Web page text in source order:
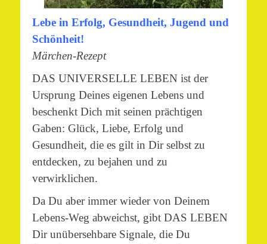
Lebe in Erfolg, Gesundheit, Jugend und
Schönheit!
Märchen-Rezept
DAS UNIVERSELLE LEBEN ist der
Ursprung Deines eigenen Lebens und
beschenkt Dich mit seinen prächtigen
Gaben: Glück, Liebe, Erfolg und
Gesundheit, die es gilt in Dir selbst zu
entdecken, zu bejahen und zu
verwirklichen.
Da Du aber immer wieder von Deinem
Lebens-Weg abweichst, gibt DAS LEBEN
Dir unübersehbare Signale, die Du